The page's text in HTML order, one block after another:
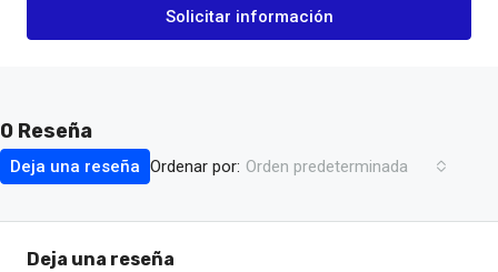
Solicitar información
0 Reseña
Ordenar por: Orden predeterminada
Deja una reseña
Deja una reseña